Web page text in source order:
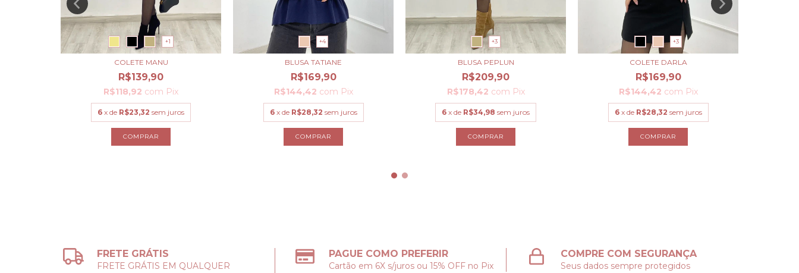
+1
COLETE MANU
R$139,90
R$118,92 com Pix
6 x de R$23,32 sem juros
COMPRAR
+4
BLUSA TATIANE
R$169,90
R$144,42 com Pix
6 x de R$28,32 sem juros
COMPRAR
+3
BLUSA PEPLUN
R$209,90
R$178,42 com Pix
6 x de R$34,98 sem juros
COMPRAR
+3
COLETE DARLA
R$169,90
R$144,42 com Pix
6 x de R$28,32 sem juros
COMPRAR
FRETE GRÁTIS
FRETE GRÁTIS EM QUALQUER
PAGUE COMO PREFERIR
Cartão em 6X s/juros ou 15% OFF no Pix
COMPRE COM SEGURANÇA
Seus dados sempre protegidos